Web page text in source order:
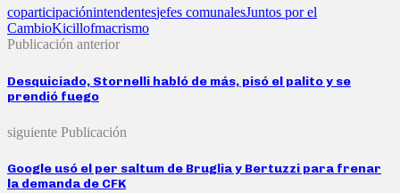
coparticipaciónintendentesjefes comunalesJuntos por el
CambioKicillofmacrismo
Publicación anterior
Desquiciado, Stornelli habló de más, pisó el palito y se
prendió fuego
siguiente Publicación
Google usó el per saltum de Bruglia y Bertuzzi para frenar
la demanda de CFK